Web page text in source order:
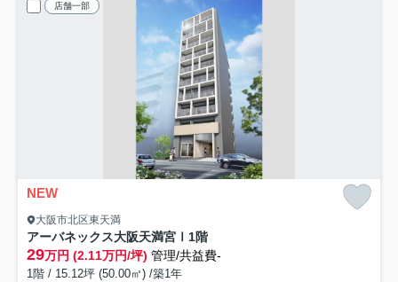
店舗一部
NEW
大阪市北区東天満
アーバネックス大阪天満宮Ⅰ 1階
29万円 (2.11万円/坪) 管理/共益費-
1階 / 15.12坪 (50.00㎡) /築1年